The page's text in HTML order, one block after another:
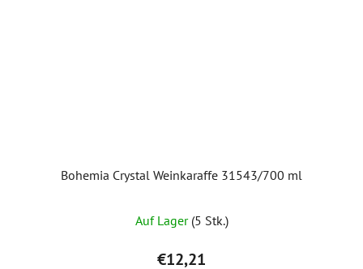
Bohemia Crystal Weinkaraffe 31543/700 ml
Auf Lager (5 Stk.)
€12,21